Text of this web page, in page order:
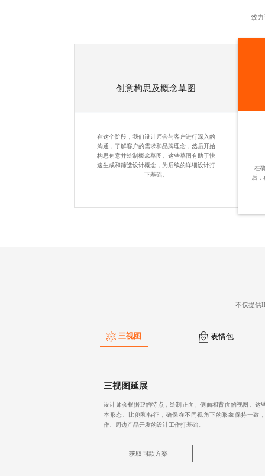
致力
创意构思及概念草图
在这个阶段，我们设计师会与客户进行深入的
沟通，了解客户的需求和品牌理念，然后开始
构思创意并绘制概念草图。这些草图有助于快
速生成和筛选设计概念，为后续的详细设计打
下基础。
在
后，
不仅提供
三视图 表情包
三视图延展
设计师会根据IP的特点，绘制正面、侧面和背面的视图。这
本形态、比例和特征，确保在不同视角下的形象保持一致
作、周边产品开发的设计工作打基础。
获取同款方案